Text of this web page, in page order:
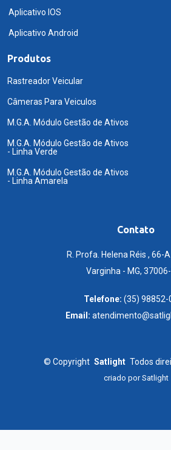
Aplicativo IOS
Aplicativo Android
Produtos
Rastreador Veicular
Câmeras Para Veiculos
M.G.A. Módulo Gestão de Ativos
M.G.A. Módulo Gestão de Ativos
- Linha Verde
M.G.A. Módulo Gestão de Ativos
- Linha Amarela
Contato
R. Profa. Helena Réis , 66-
Varginha - MG,
Telefone: (35) 98852-
Email:
© Copyright Satlight Todos
criado porSatlight